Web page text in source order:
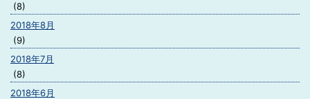
(8)
2018年8月
(9)
2018年7月
(8)
2018年6月